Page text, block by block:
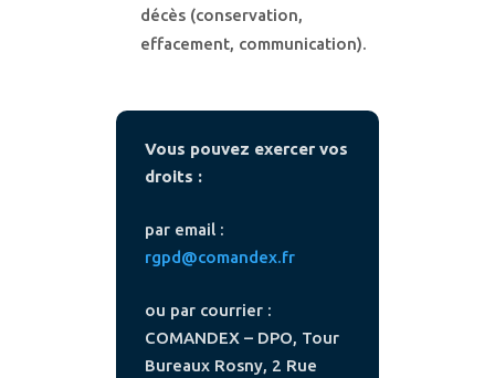
décès (conservation,
effacement, communication).
Vous pouvez exercer vos
droits :
par email :
rgpd@comandex.fr
ou par courrier :
COMANDEX – DPO, Tour
Bureaux Rosny, 2 Rue